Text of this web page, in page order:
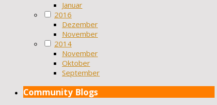
Januar
2016
Dezember
November
2014
November
Oktober
September
Community Blogs